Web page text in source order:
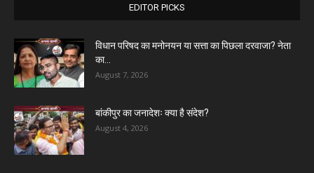
EDITOR PICKS
विधान परिषद का मनोनयन या सत्ता का पिछला दरवाजा? नेता
का...
August 7, 2026
बांकीपुर का जनादेशः क्या है संदेश?
August 4, 2026